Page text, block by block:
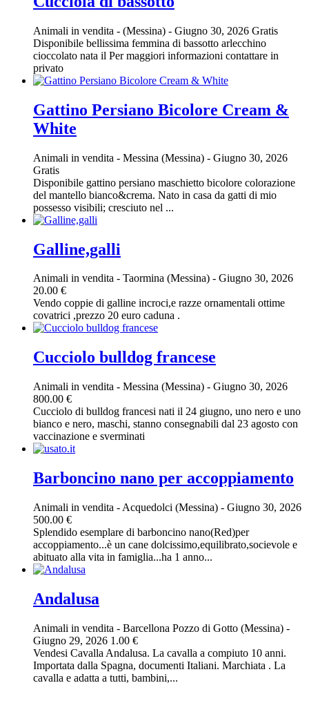
Animali in vendita - (Messina) - Giugno 30, 2026 Gratis
Disponibile bellissima femmina di bassotto arlecchino
cioccolato nata il Per maggiori informazioni contattare in
privato
Gattino Persiano Bicolore Cream &
White
Animali in vendita - Messina (Messina) - Giugno 30, 2026
Gratis
Disponibile gattino persiano maschietto bicolore colorazione
del mantello bianco&crema. Nato in casa da gatti di mio
possesso visibili; cresciuto nel ...
Galline,galli
Animali in vendita - Taormina (Messina) - Giugno 30, 2026
20.00 €
Vendo coppie di galline incroci,e razze ornamentali ottime
covatrici ,prezzo 20 euro caduna .
Cucciolo bulldog francese
Animali in vendita - Messina (Messina) - Giugno 30, 2026
800.00 €
Cucciolo di bulldog francesi nati il 24 giugno, uno nero e uno
bianco e nero, maschi, stanno consegnabili dal 23 agosto con
vaccinazione e sverminati
Barboncino nano per accoppiamento
Animali in vendita - Acquedolci (Messina) - Giugno 30, 2026
500.00 €
Splendido esemplare di barboncino nano(Red)per
accoppiamento...è un cane dolcissimo,equilibrato,socievole e
abituato alla vita in famiglia...ha 1 anno...
Andalusa
Animali in vendita - Barcellona Pozzo di Gotto (Messina) -
Giugno 29, 2026 1.00 €
Vendesi Cavalla Andalusa. La cavalla a compiuto 10 anni.
Importata dalla Spagna, documenti Italiani. Marchiata . La
cavalla e adatta a tutti, bambini,...